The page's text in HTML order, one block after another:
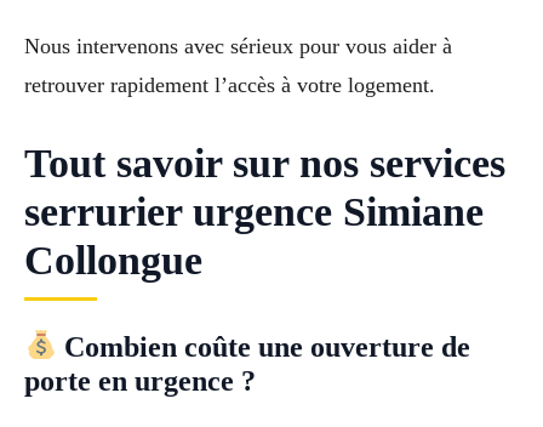
Nous intervenons avec sérieux pour vous aider à
retrouver rapidement l’accès à votre logement.
Tout savoir sur nos services
serrurier urgence Simiane
Collongue
Combien coûte une ouverture de
porte en urgence ?